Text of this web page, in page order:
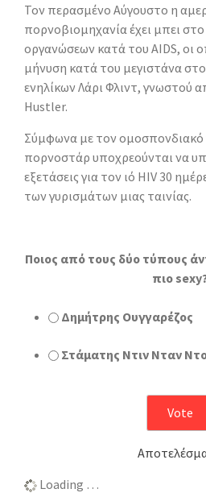
Τον περασμένο Αύγουστο η
πορνοβιομηχανία έχει μπει
οργανώσεων κατά του AIDS, οι
μήνυση κατά του μεγιστάνα
ενηλίκων Λάρι Φλιντ, γνωστού
Hustler.
Σύμφωνα με τον ομοσπονδιακό
πορνοστάρ υποχρεούνται να
εξετάσεις για τον ιό HIV 30
των γυρισμάτων μιας ταινίας.
Ποιος από τους δύο τύπους
πιο
Δημήτρης Ουγγαρέζος
Στάματης Ντιν Νταν
Loading …